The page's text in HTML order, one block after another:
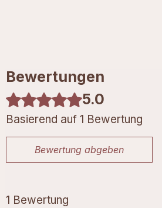
Bewertungen
Mit 5 von 5 Sternen bewertet.
5.0
Basierend auf 1 Bewertung
Bewertung abgeben
1 Bewertung